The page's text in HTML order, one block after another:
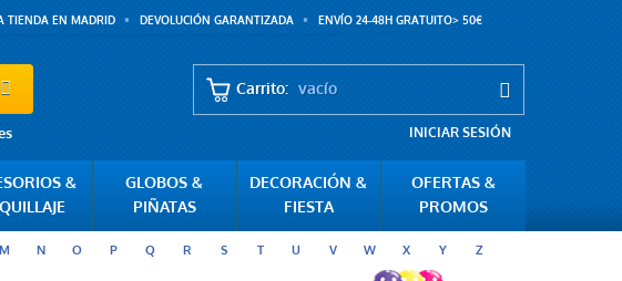
TIENDA EN MADRID DEVOLUCIÓN GARANTIZADA ENVÍO 24-48H GRATUITO> 50€
Carrito: vacío
INICIAR SESIÓN
&
GLOBOS &
PIÑATAS
DECORACIÓN &
FIESTA
OFERTAS &
PROMOS
M N O P Q R S T U V W X Y Z